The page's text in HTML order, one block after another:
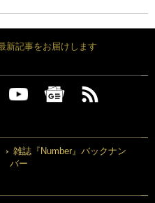
新記事をお届けします
雑誌『Number』バックナン
バー